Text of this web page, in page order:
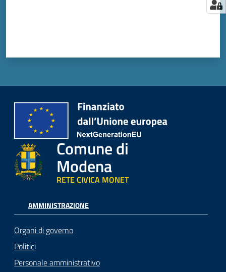
Comune di
Modena
RETE CIVICA MONET
AMMINISTRAZIONE
Organi di governo
Politici
Personale amministrativo